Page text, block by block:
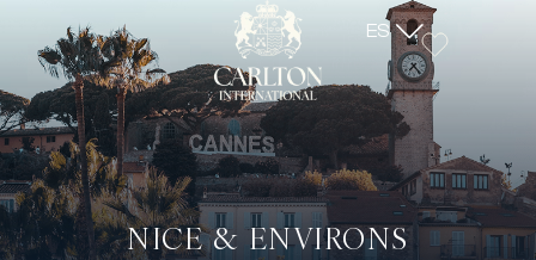
ES
NICE & ENVIRONS